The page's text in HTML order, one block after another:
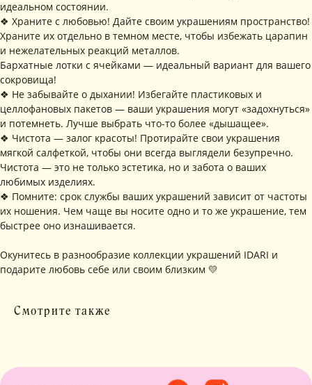
идеальном состоянии.
❖ Храните с любовью! Дайте своим украшениям пространство!
Храните их отдельно в темном месте, чтобы избежать царапин
и нежелательных реакций металлов.
Бархатные лотки с ячейками — идеальный вариант для вашего
сокровища!
❖ Не забывайте о дыхании! Избегайте пластиковых и
целлофановых пакетов — ваши украшения могут «задохнуться»
и потемнеть. Лучше выбрать что-то более «дышащее».
❖ Чистота — залог красоты! Протирайте свои украшения
мягкой салфеткой, чтобы они всегда выглядели безупречно.
Чистота — это не только эстетика, но и забота о ваших
любимых изделиях.
❖ Помните: срок службы ваших украшений зависит от частоты
их ношения. Чем чаще вы носите одно и то же украшение, тем
быстрее оно изнашивается.
Окунитесь в разнообразие коллекции украшений IDARI и
подарите любовь себе или своим близким 💛
Смотрите также
Digital-Step
подписаться
Договор публичной
оферты
конфиденциальности
ОГРН 324547600025580
ИНН 540405944704
ИП Хайруллина Сюзанна
Эдуардовна
ИНФОРМАЦИЯ
признанной экстремистской в РФ